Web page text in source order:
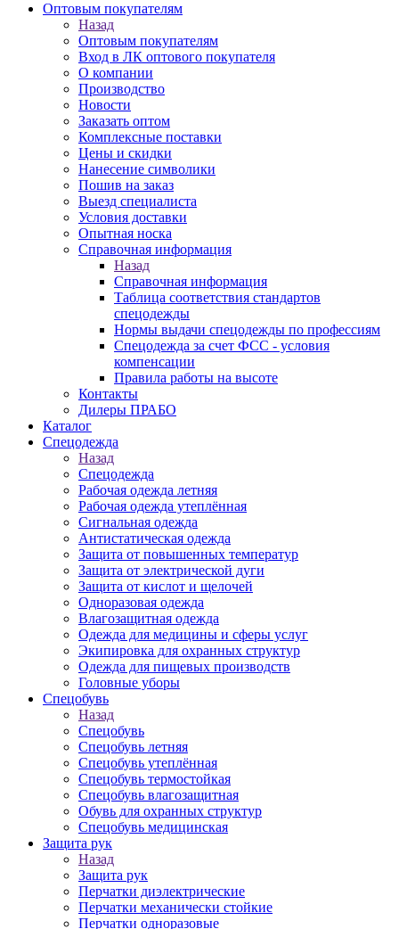
Оптовым покупателям
Назад
Оптовым покупателям
Вход в ЛК оптового покупателя
О компании
Производство
Новости
Заказать оптом
Комплексные поставки
Цены и скидки
Нанесение символики
Пошив на заказ
Выезд специалиста
Условия доставки
Опытная носка
Справочная информация
Назад
Справочная информация
Таблица соответствия стандартов
спецодежды
Нормы выдачи спецодежды по профессиям
Спецодежда за счет ФСС - условия
компенсации
Правила работы на высоте
Контакты
Дилеры ПРАБО
Каталог
Спецодежда
Назад
Спецодежда
Рабочая одежда летняя
Рабочая одежда утеплённая
Сигнальная одежда
Антистатическая одежда
Защита от повышенных температур
Защита от электрической дуги
Защита от кислот и щелочей
Одноразовая одежда
Влагозащитная одежда
Одежда для медицины и сферы услуг
Экипировка для охранных структур
Одежда для пищевых производств
Головные уборы
Спецобувь
Назад
Спецобувь
Спецобувь летняя
Спецобувь утеплённая
Спецобувь термостойкая
Спецобувь влагозащитная
Обувь для охранных структур
Спецобувь медицинская
Защита рук
Назад
Защита рук
Перчатки диэлектрические
Перчатки механически стойкие
Перчатки одноразовые